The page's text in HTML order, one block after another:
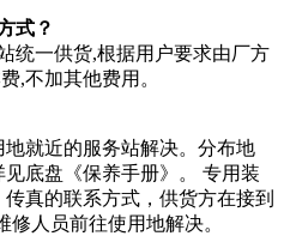
式？
统一供货,根据用户要求由厂方
,不加其他费用。
就近的服务站解决。分布地
底盘《保养手册》。 专用装
真的联系方式，供货方在接到
修人员前往使用地解决。